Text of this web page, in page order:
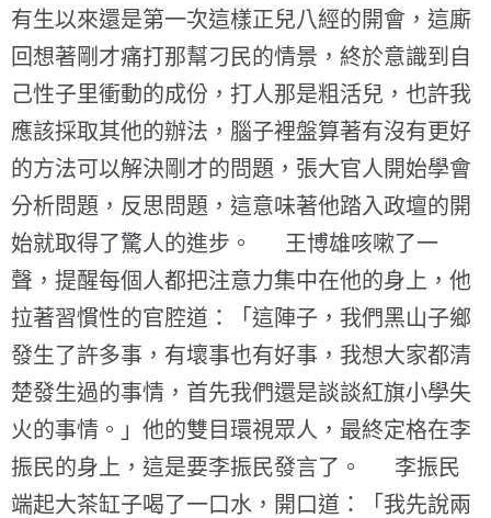
有生以來還是第一次這樣正兒八經的開會，這廝
回想著剛才痛打那幫刁民的情景，終於意識到自
己性子里衝動的成份，打人那是粗活兒，也許我
應該採取其他的辦法，腦子裡盤算著有沒有更好
的方法可以解決剛才的問題，張大官人開始學會
分析問題，反思問題，這意味著他踏入政壇的開
始就取得了驚人的進步。 王博雄咳嗽了一
聲，提醒每個人都把注意力集中在他的身上，他
拉著習慣性的官腔道：「這陣子，我們黑山子鄉
發生了許多事，有壞事也有好事，我想大家都清
楚發生過的事情，首先我們還是談談紅旗小學失
火的事情。」他的雙目環視眾人，最終定格在李
振民的身上，這是要李振民發言了。 李振民
端起大茶缸子喝了一口水，開口道：「我先說兩